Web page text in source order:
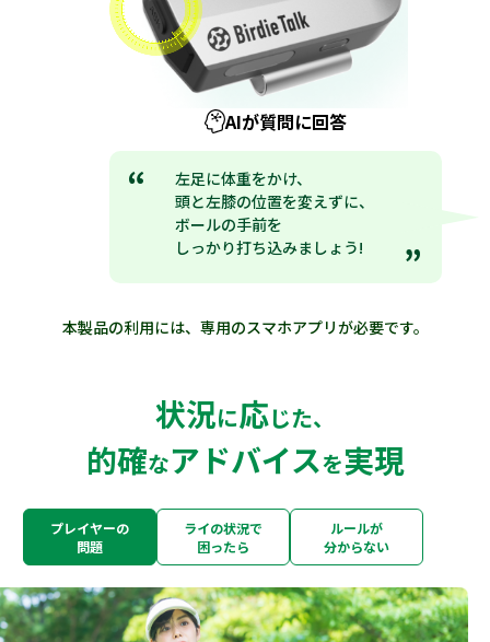
AIが質問に回答
“
左足に体重をかけ、
頭と左膝の位置を変えずに、
ボールの手前を
しっかり打ち込みましょう!
”
本製品の利用には、専用のスマホアプリが必要です。
状況に応じた、
的確なアドバイスを実現
プレイヤーの
問題
ライの状況で
困ったら
ルールが
分からない